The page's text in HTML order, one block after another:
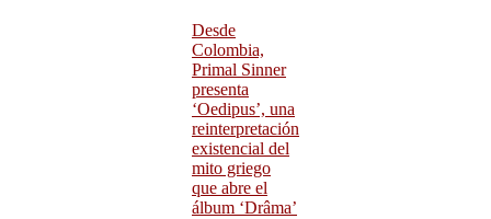
Desde
Colombia,
Primal Sinner
presenta
‘Oedipus’, una
reinterpretación
existencial del
mito griego
que abre el
álbum ‘Drâma’